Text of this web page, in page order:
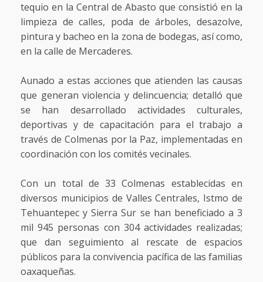
tequio en la Central de Abasto que consistió en la
limpieza de calles, poda de árboles, desazolve,
pintura y bacheo en la zona de bodegas, así como,
en la calle de Mercaderes.
Aunado a estas acciones que atienden las causas
que generan violencia y delincuencia; detalló que
se han desarrollado actividades culturales,
deportivas y de capacitación para el trabajo a
través de Colmenas por la Paz, implementadas en
coordinación con los comités vecinales.
Con un total de 33 Colmenas establecidas en
diversos municipios de Valles Centrales, Istmo de
Tehuantepec y Sierra Sur se han beneficiado a 3
mil 945 personas con 304 actividades realizadas;
que dan seguimiento al rescate de espacios
públicos para la convivencia pacífica de las familias
oaxaqueñas.